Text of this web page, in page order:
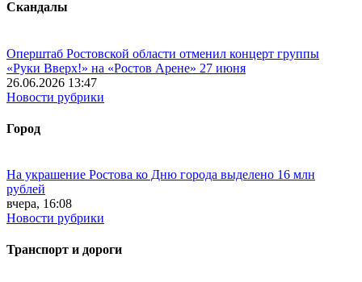
Скандалы
Оперштаб Ростовской области отменил концерт группы
«Руки Вверх!» на «Ростов Арене» 27 июня
26.06.2026 13:47
Новости рубрики
Город
На украшение Ростова ко Дню города выделено 16 млн
рублей
вчера, 16:08
Новости рубрики
Транспорт и дороги